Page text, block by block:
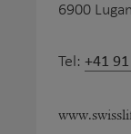
6900
Tel: +41